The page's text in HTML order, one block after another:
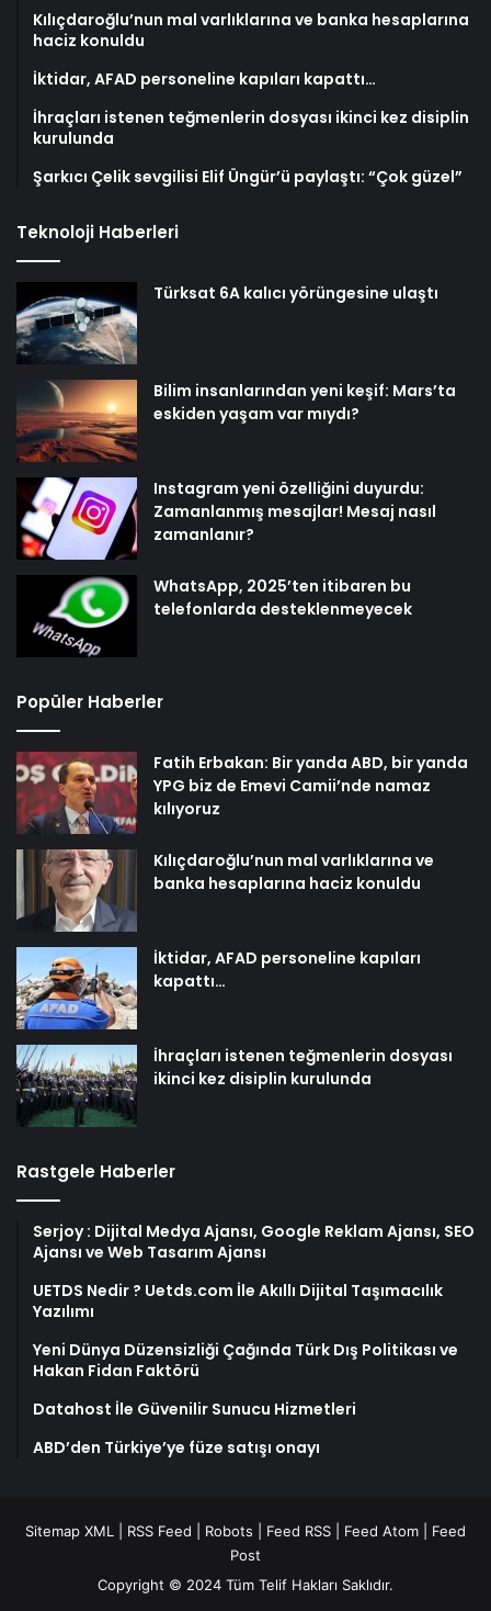
Kılıçdaroğlu’nun mal varlıklarına ve banka hesaplarına
haciz konuldu
İktidar, AFAD personeline kapıları kapattı…
İhraçları istenen teğmenlerin dosyası ikinci kez disiplin
kurulunda
Şarkıcı Çelik sevgilisi Elif Üngür’ü paylaştı: “Çok güzel”
Teknoloji Haberleri
Türksat 6A kalıcı yörüngesine ulaştı
Bilim insanlarından yeni keşif: Mars’ta
eskiden yaşam var mıydı?
Instagram yeni özelliğini duyurdu:
Zamanlanmış mesajlar! Mesaj nasıl
zamanlanır?
WhatsApp, 2025’ten itibaren bu
telefonlarda desteklenmeyecek
Popüler Haberler
Fatih Erbakan: Bir yanda ABD, bir yanda
YPG biz de Emevi Camii’nde namaz
kılıyoruz
Kılıçdaroğlu’nun mal varlıklarına ve
banka hesaplarına haciz konuldu
İktidar, AFAD personeline kapıları
kapattı…
İhraçları istenen teğmenlerin dosyası
ikinci kez disiplin kurulunda
Rastgele Haberler
Serjoy : Dijital Medya Ajansı, Google Reklam Ajansı, SEO
Ajansı ve Web Tasarım Ajansı
UETDS Nedir ? Uetds.com İle Akıllı Dijital Taşımacılık
Yazılımı
Yeni Dünya Düzensizliği Çağında Türk Dış Politikası ve
Hakan Fidan Faktörü
Datahost İle Güvenilir Sunucu Hizmetleri
ABD’den Türkiye’ye füze satışı onayı
Sitemap XML RSS Feed Robots Feed RSS Feed Atom
Feed
Post
Copyright © 2024 Tüm Telif Hakları Saklıdır.